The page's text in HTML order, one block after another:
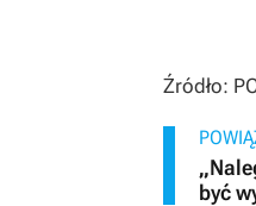
Źródło:
być